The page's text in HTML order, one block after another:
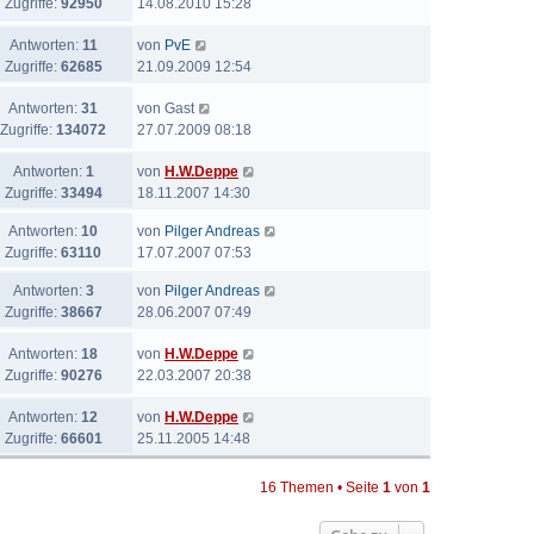
Zugriffe: 92950
14.08.2010 15:28
Antworten: 11
Zugriffe: 62685
von PvE
21.09.2009 12:54
Antworten: 31
Zugriffe: 134072
von Gast
27.07.2009 08:18
Antworten: 1
Zugriffe: 33494
von H.W.Deppe
18.11.2007 14:30
Antworten: 10
Zugriffe: 63110
von Pilger Andreas
17.07.2007 07:53
Antworten: 3
Zugriffe: 38667
von Pilger Andreas
28.06.2007 07:49
Antworten: 18
Zugriffe: 90276
von H.W.Deppe
22.03.2007 20:38
Antworten: 12
Zugriffe: 66601
von H.W.Deppe
25.11.2005 14:48
16 Themen • Seite 1 von 1